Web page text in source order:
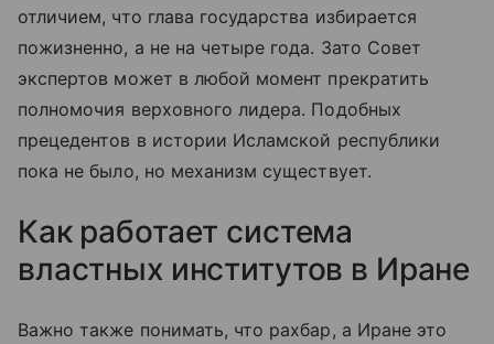
отличием, что глава государства избирается
пожизненно, а не на четыре года. Зато Совет
экспертов может в любой момент прекратить
полномочия верховного лидера. Подобных
прецедентов в истории Исламской республики
пока не было, но механизм существует.
Как работает система
властных институтов в Иране
Важно также понимать, что рахбар, а Иране это